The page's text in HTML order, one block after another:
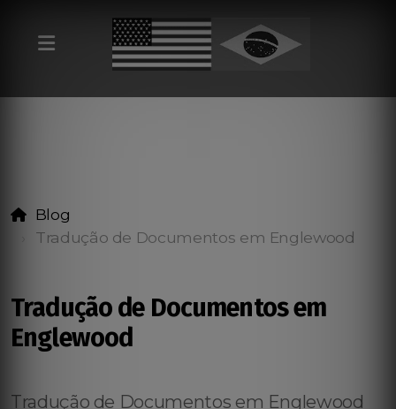
Blog
Tradução de Documentos em Englewood
Tradução de Documentos em
Englewood
Tradução de Documentos em Englewood